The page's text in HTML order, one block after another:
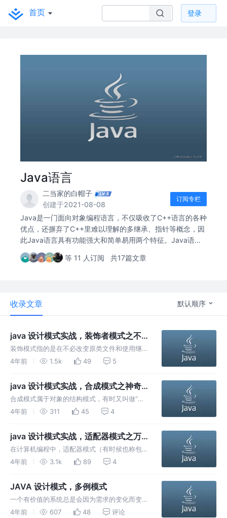
首页 登录
Java语言
二当家的白帽子
创建于2021-08-08
订阅专栏
Java是一门面向对象编程语言，不仅吸收了C++语言的各种
优点，还摒弃了C++里难以理解的多继承、指针等概念，因
此Java语言具有功能强大和简单易用两个特征。Java语言
作为静态面向对象编程语言的代表，极好地实现了面向对象
理论，允许程序员以优雅的思维方式进行复杂的编程。
等 11 人订阅 共17篇文章
收录文章 默认顺序
java 设计模式实战，装饰者模式之不
用改变也能变强
装饰模式指的是在不必改变原类文件和使用继承
的情况下，动态地扩展一个对象的功能。它是通
对象。
4年前 1.5k 49 5
java 设计模式实战，合成模式之神奇
的树结构
合成模式属于对象的结构模式，有时又叫做“部
分——整体”模式。合成模式将对象组织到树结
式可以使客户端将单纯元素与复合元素同等看
待。
4年前 311 45 4
java 设计模式实战，适配器模式之万
物拟人化
在计算机编程中，适配器模式（有时候也称包装
样式或者包装）将一个类的接口适配成用户所期
在一起工作的类工作在一起，做法是将类自己的
接口包裹在一个已存在的类中。
4年前 3.1k 89 4
JAVA 设计模式，多例模式
一个有价值的系统总是会因为需求的变化而变
化，可能是原有需求的修改，也可能是新需求的
4年前 607 48 评论